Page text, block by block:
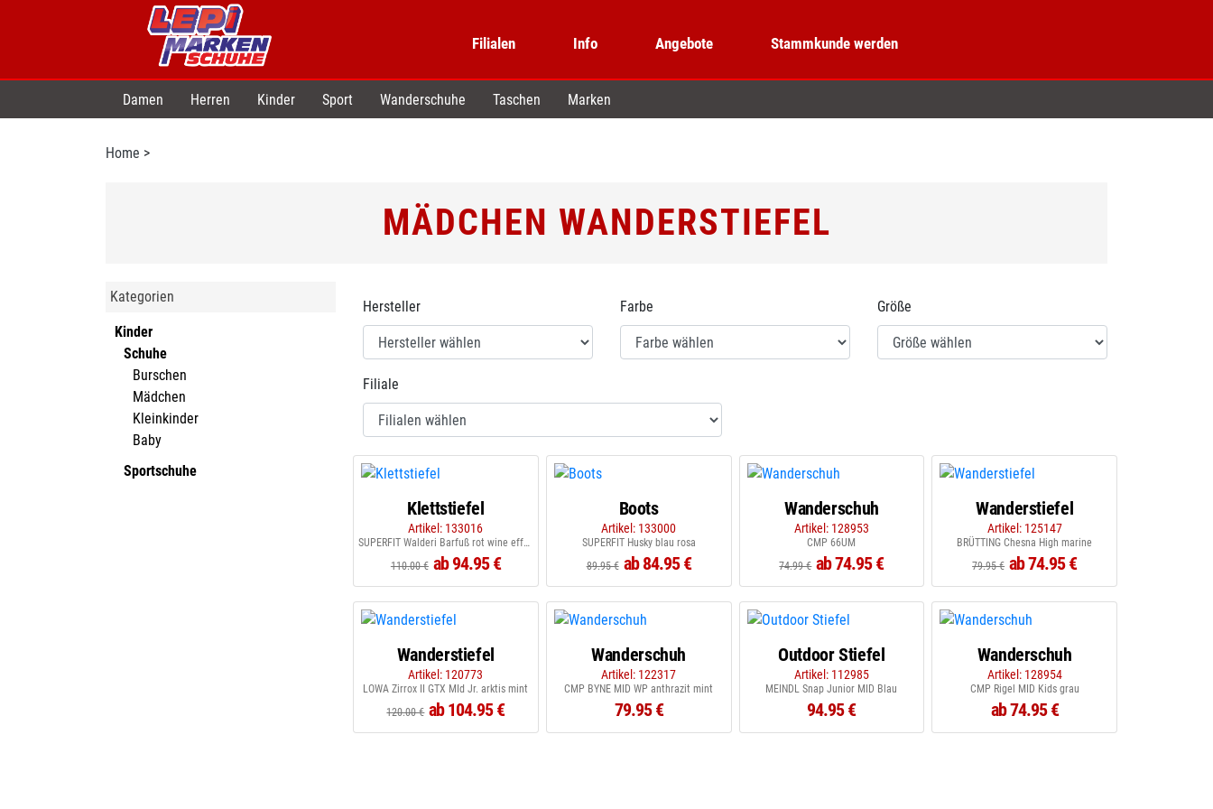
Filialen Info Angebote Stammkunde werden
Damen Herren Kinder Sport Wanderschuhe Taschen Marken
Home >
MÄDCHEN WANDERSTIEFEL
Kategorien
Kinder
Schuhe
Burschen
Mädchen
Kleinkinder
Baby
Sportschuhe
Hersteller Farbe Größe
Filiale
Klettstiefel
Artikel: 133016
SUPERFIT Walderi Barfuß rot wine effekt
110.00 € ab 94.95 €
Boots
Artikel: 133000
SUPERFIT Husky blau rosa
89.95 € ab 84.95 €
Wanderschuh
Artikel: 128953
CMP 66UM
74.99 € ab 74.95 €
Wanderstiefel
Artikel: 125147
BRÜTTING Chesna High marine
79.95 € ab 74.95 €
Wanderstiefel
Artikel: 120773
LOWA Zirrox II GTX MId Jr. arktis mint
120.00 € ab 104.95 €
Wanderschuh
Artikel: 122317
CMP BYNE MID WP anthrazit mint
79.95 €
Outdoor Stiefel
Artikel: 112985
MEINDL Snap Junior MID Blau
94.95 €
Wanderschuh
Artikel: 128954
CMP Rigel MID Kids grau
ab 74.95 €